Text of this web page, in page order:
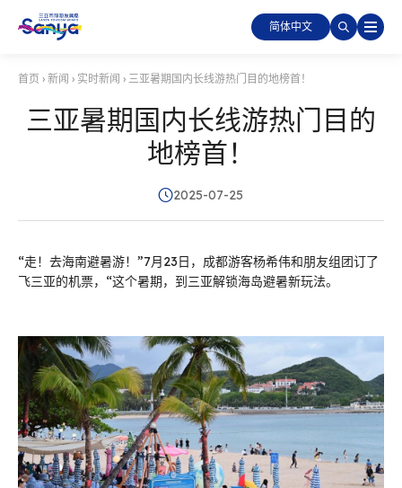
简体中文
首页 › 新闻 › 实时新闻 › 三亚暑期国内长线游热门目的地榜首！
三亚暑期国内长线游热门目的
地榜首！
2025-07-25
“走！去海南避暑游！”7月23日，成都游客杨希伟和朋友组团订了
飞三亚的机票，“这个暑期，到三亚解锁海岛避暑新玩法。